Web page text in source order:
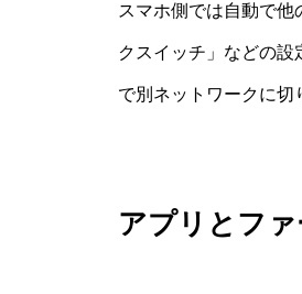
スマホ側では自動で
クスイッチ」などの
で別ネットワークに切
アプリとフ